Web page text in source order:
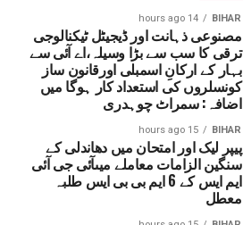
BIHAR
14 hours ago
مصنوعی ذہانت اور ڈیجیٹل ٹیکنالوجی
ترقی کا سب سے بڑا وسیلہ،اے آئی سے
بہار کے ارکانِ اسمبلی اورقانون ساز
کونسلروں کی استعداد کار ہوگا میں
اضافہ: سمراٹ چوہدری
BIHAR
15 hours ago
پیپر لیک اور امتحان میں دھاندلی کے
سنگین الزامات معاملے میںآئی جی آئی
ایم ایس کے 6 ایم بی بی ایس طلبہ
معطل